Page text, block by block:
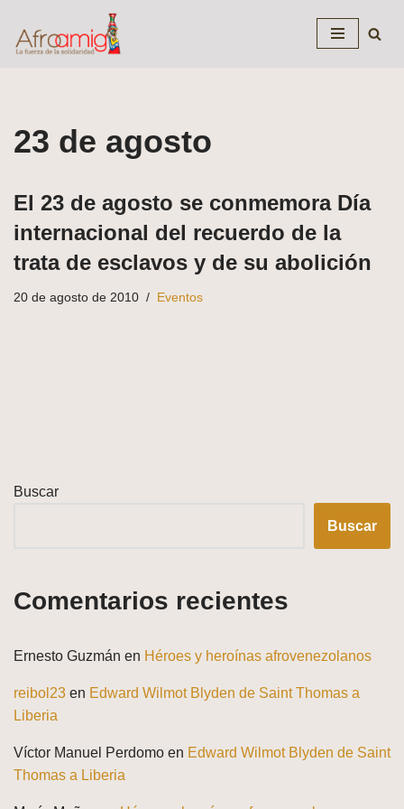
Saltar
23 de agosto
El 23 de agosto se conmemora Día
internacional del recuerdo de la
trata de esclavos y de su abolición
20 de agosto de 2010 Eventos
Buscar
Buscar
Comentarios recientes
Ernesto Guzmán en Héroes y heroínas afrovenezolanos
reibol23 en Edward Wilmot Blyden de Saint Thomas a
Liberia
Víctor Manuel Perdomo en Edward Wilmot Blyden de Saint
Thomas a Liberia